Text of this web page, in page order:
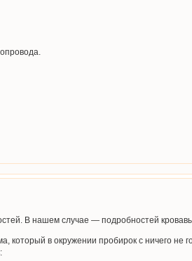
В нашем случае — подробностей
который в окружении пробирок с ничего